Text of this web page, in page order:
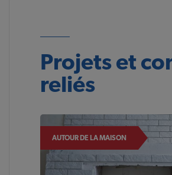
Projets et
reliés
AUTOUR DE LA MAISON